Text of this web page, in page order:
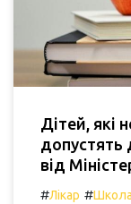
Дітей, які
допустять
від
#Лікар #Школа